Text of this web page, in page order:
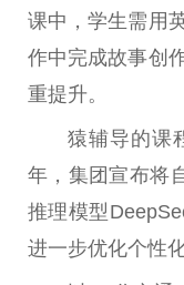
课中，学生需用
作中完成故事创
重提升。
猿辅导的课
年，集团宣布将
推理模型
进一步优化个性